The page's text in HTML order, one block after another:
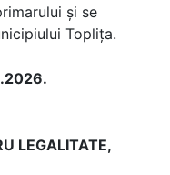
şi se
Topliţa.
LEGALITATE,